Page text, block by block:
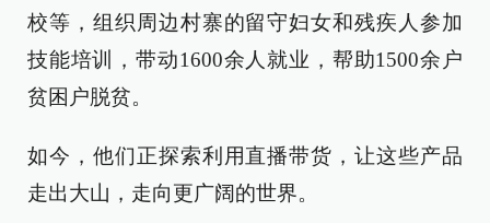
校等，组织周边村寨的留守妇女和残疾人参加
技能培训，带动1600余人就业，帮助1500余户
贫困户脱贫。
如今，他们正探索利用直播带货，让这些产品
走出大山，走向更广阔的世界。